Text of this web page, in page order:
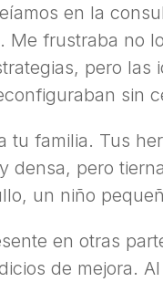
en la
Me frustraba no
pero
sin
tu familia. Tus
densa, pero
un niño
en otras
de mejora.